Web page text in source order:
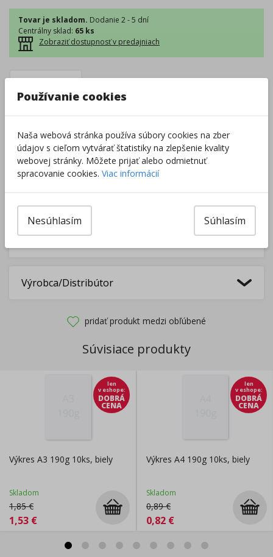
Tovar je skladom. Dodanie 2 - 5 dní
Centrálny sklad: 65 ks
Zobraziť dostupnosť v predajniach
Pri nákupe zaďalších 49.00€
získatedopravu zadarmo.
Rozdávame
na podporu vzdelávania.
Nakúpte za ďalších darček zadarmo.
Výrobca/Distribútor
pridať produkt medzi obľúbené
Súvisiace produkty
len
v eshope:
DOBRÁ
CENA
Výkres A3 190g 10ks, biely
Skladom
1,85€
1,53 €
len
v eshope:
DOBRÁ
CENA
Výkres A4 190g 10ks, biely
Skladom
0,89€
0,82 €
Používanie cookies
Naša webová stránka používa súbory cookies na zber
údajov s cieľom vytvárať štatistiky na zlepšenie kvality
webovej stránky. Môžete prijať alebo odmietnuť
spracovanie cookies. Viac informácií
Súhlasím
Nesúhlasím